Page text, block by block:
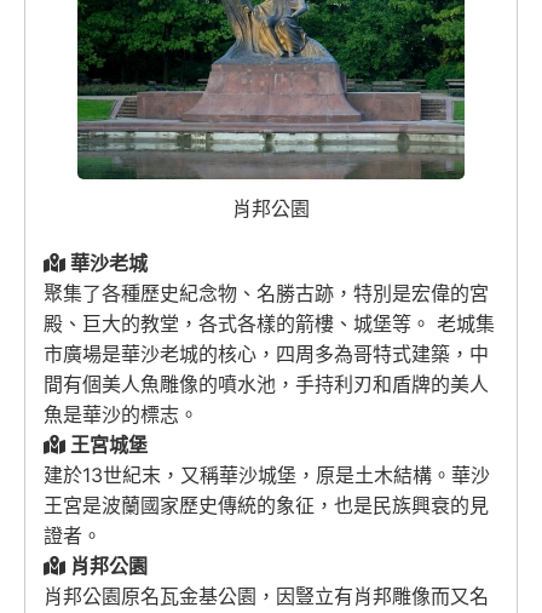
肖邦公園
華沙老城
聚集了各種歷史紀念物、名勝古跡，特別是宏偉的宮
殿、巨大的教堂，各式各樣的箭樓、城堡等。 老城集
市廣場是華沙老城的核心，四周多為哥特式建築，中
間有個美人魚雕像的噴水池，手持利刃和盾牌的美人
魚是華沙的標志。
王宮城堡
建於13世紀末，又稱華沙城堡，原是土木結構。華沙
王宮是波蘭國家歷史傳統的象征，也是民族興衰的見
證者。
肖邦公園
肖邦公園原名瓦金基公園，因豎立有肖邦雕像而又名